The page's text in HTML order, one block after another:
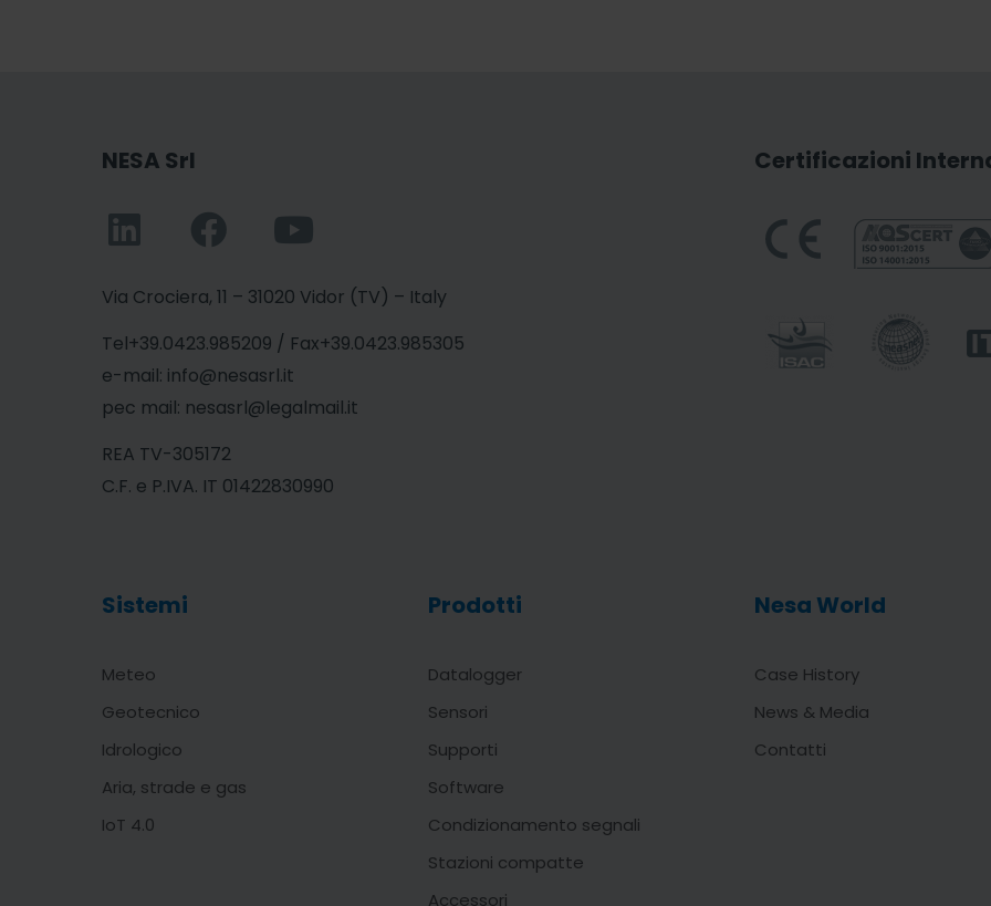
NESA Srl
Via Crociera, 11 – 31020 Vidor (TV) – Italy
Tel+39.0423.985209 / Fax+39.0423.985305
e-mail: info@nesasrl.it
pec mail: nesasrl@legalmail.it
REA TV-305172
C.F. e P.IVA. IT 01422830990
Certificazioni
Sistemi
Meteo
Geotecnico
Idrologico
Aria, strade e gas
IoT 4.0
Prodotti
Datalogger
Sensori
Supporti
Software
Condizionamento segnali
Stazioni compatte
Accessori
Nesa World
Case History
News & Media
Contatti